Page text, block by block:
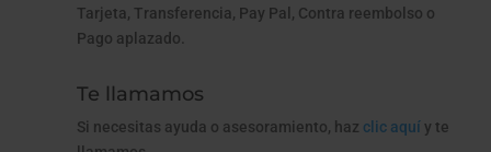
Tarjeta, Transferencia, Pay Pal, Contra reembolso o
Pago aplazado.
Te llamamos
Si necesitas ayuda o asesoramiento, haz clic aquíy te